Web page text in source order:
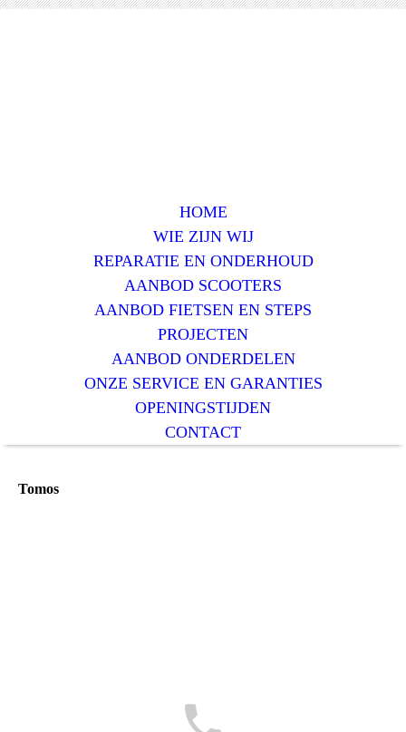
HOME
WIE ZIJN WIJ
REPARATIE EN ONDERHOUD
AANBOD SCOOTERS
AANBOD FIETSEN EN STEPS
PROJECTEN
AANBOD ONDERDELEN
ONZE SERVICE EN GARANTIES
OPENINGSTIJDEN
CONTACT
Tomos